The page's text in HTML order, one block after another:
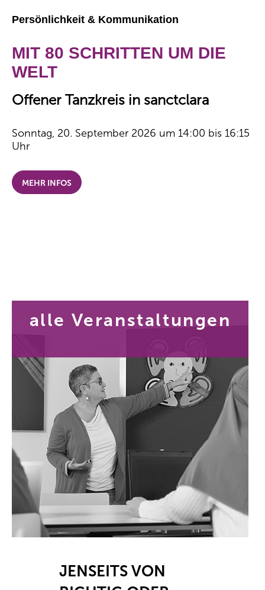
Persönlichkeit & Kommunikation
MIT 80 SCHRITTEN UM DIE
WELT
Offener Tanzkreis in sanctclara
Sonntag, 20. September 2026 um 14:00 bis 16:15
Uhr
MEHR INFOS
alle Veranstaltungen
JENSEITS VON